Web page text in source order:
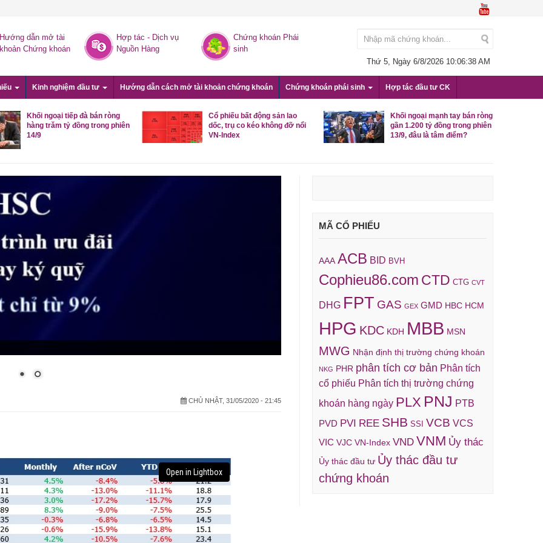
Hướng dẫn mở tài
khoản Chứng khoán
Hợp tác - Dịch vụ
Nguồn Hàng
Chứng khoán Phái
sinh
Thứ 5, Ngày 6/8/2026 10:06:39 AM
Kinh nghiệm đầu tư Hướng dẫn cách mở tài khoản chứng khoán Chứng khoán phái sinh Hợp tác đầu tư CK
Khối ngoại tiếp đà bán ròng
hàng trăm tỷ đồng trong phiên
14/9
Cổ phiếu bất động sản lao
dốc, trụ co kéo không đỡ nổi
VN-Index
Khối ngoại mạnh tay bán ròng
gần 1.200 tỷ đồng trong phiên
13/9, đâu là tâm điểm?
CHỦ NHẬT, 31/05/2020 - 21:45
Open in Lightbox
MÃ CỔ PHIẾU
AAA ACB BID BVH
Cophieu86.com CTD CTG CVT
DHG FPT GAS GEX GMD HBC HCM
HPG KDC KDH MBB MSN
MWG Nhận định thị trường chứng khoán
NKG PHR phân tích cơ bản Phân tích
cổ phiếu Phân tích thị trường chứng
khoán hàng ngày PLX PNJ PTB
PVD PVI REE SHB SSI VCB VCS
VIC VJC VN-Index VND VNM Ủy thác
Ủy thác đầu tư Ủy thác đầu tư
chứng khoán